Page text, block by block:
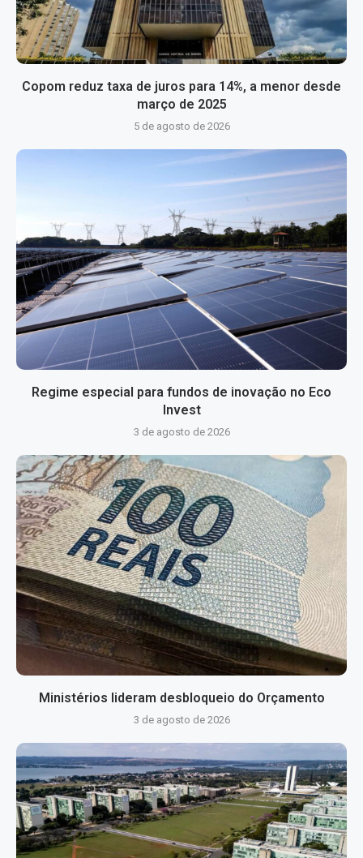
Copom reduz taxa de juros para 14%, a menor desde
março de 2025
5 de agosto de 2026
Regime especial para fundos de inovação no Eco
Invest
3 de agosto de 2026
Ministérios lideram desbloqueio do Orçamento
3 de agosto de 2026